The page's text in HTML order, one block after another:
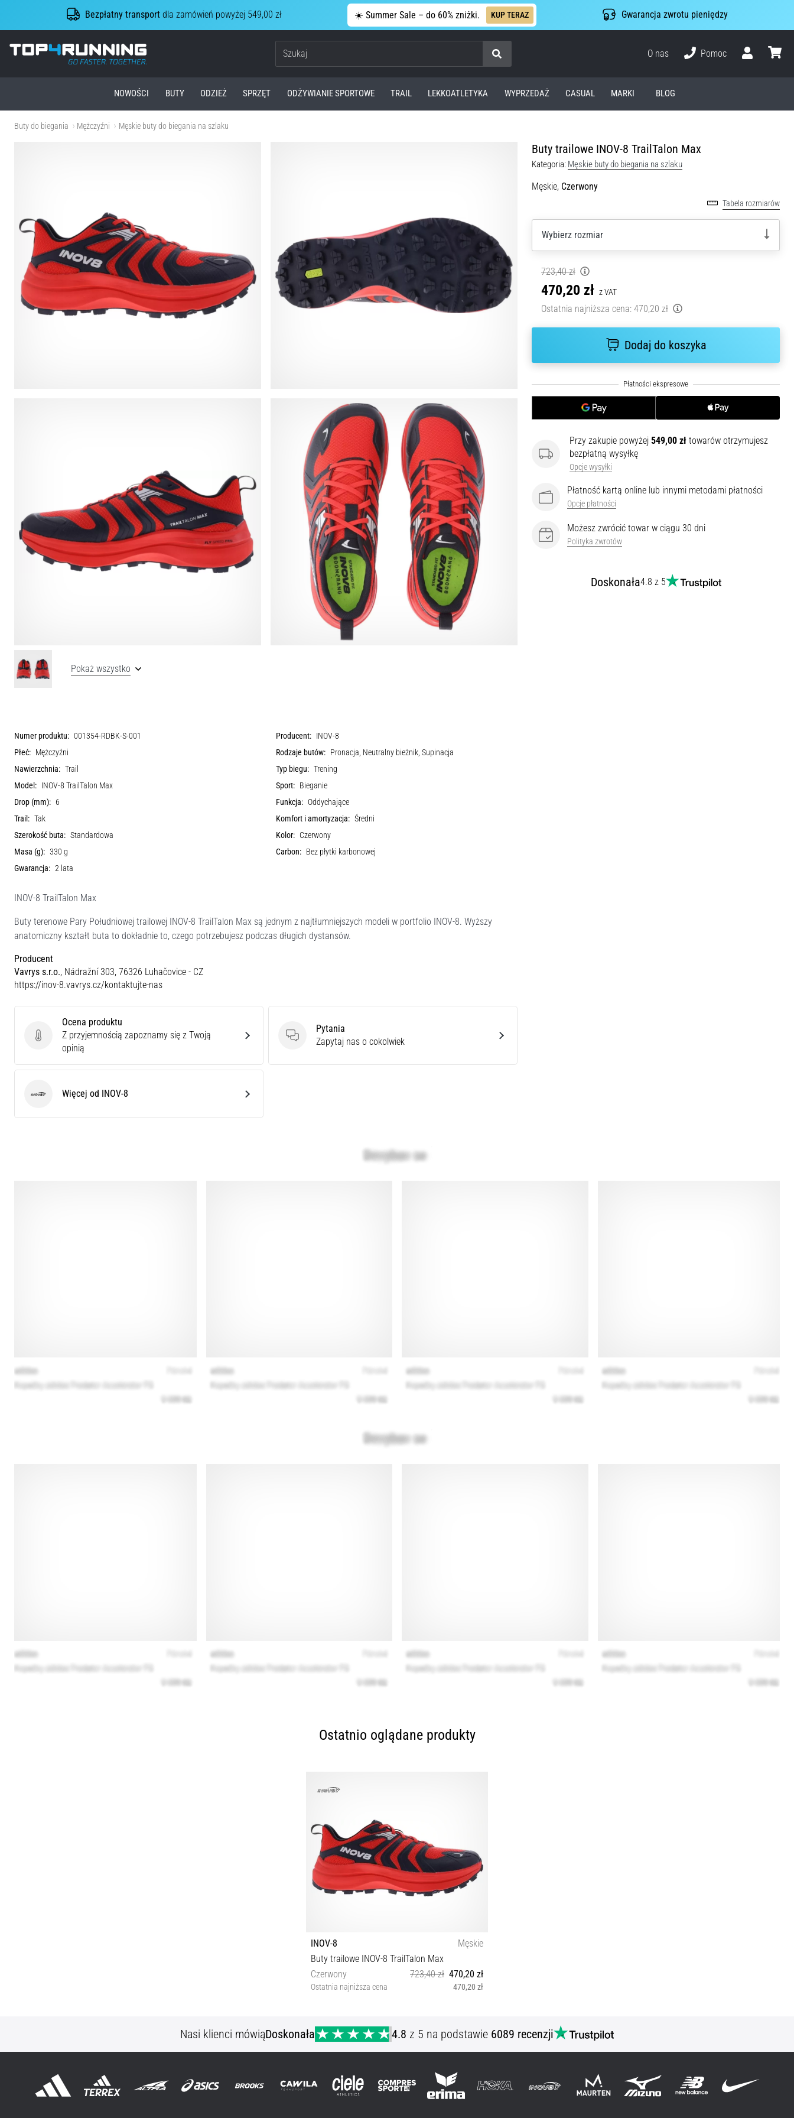
Bezpłatny transportdla zamówień powyżej 549,00 zł ☀️ Summer Sale – do 60% zniżki. KUP TERAZ Gwarancja zwrotu pieniędzy
Top4Running.pl
Szukaj
O nas
Pomoc
NOWOŚCI BUTY ODZIEŻ SPRZĘT ODŻYWIANIE SPORTOWE TRAIL LEKKOATLETYKA WYPRZEDAŻ CASUAL MARKI BLOG
Buty do biegania Mężczyźni Męskie buty do biegania na szlaku
Buty trailowe INOV-8 TrailTalon Max
Kategoria: Męskie buty do biegania na szlaku
Męskie, Czerwony
Tabela rozmiarów
Wybierz rozmiar
723,40 zł
470,20 zł z VAT
Ostatnia najniższa cena: 470,20 zł
Dodaj do koszyka
Przy zakupie powyżej 549,00 zł towarów otrzymujesz
bezpłatną wysyłkę
Opcje wysyłki
Płatność kartą online lub innymi metodami płatności
Opcje płatności
Możesz zwrócić towar w ciągu 30 dni
Polityka zwrotów
Doskonała4.8 z 5
Pokaż wszystko
Numer produktu: 001354-RDBK-S-001 Producent: INOV-8
Płeć: Mężczyźni Rodzaje butów: Pronacja, Neutralny bieżnik, Supinacja
Nawierzchnia: Trail Typ biegu: Trening
Model: INOV-8 TrailTalon Max Sport: Bieganie
Drop (mm): 6 Funkcja: Oddychające
Trail: Tak Komfort i amortyzacja: Średni
Szerokość buta: Standardowa Kolor: Czerwony
Masa (g): 330 g Carbon: Bez płytki karbonowej
Gwarancja: 2 lata
INOV-8 TrailTalon Max
Buty terenowe Pary Południowej trailowej INOV-8 TrailTalon Max są jednym z najtłumniejszych modeli w portfolio INOV-8. Wyższy
anatomiczny kształt buta to dokładnie to, czego potrzebujesz podczas długich dystansów.
Producent
Vavrys s.r.o., Nádražní 303, 76326 Luhačovice - CZ
https://inov-8.vavrys.cz/kontaktujte-nas
Ocena produktu
Ocena produktu
Z przyjemnością zapoznamy się z Twoją
opinią
Pytania
Pytania
Zapytaj nas o cokolwiek
INOV-8Więcej od INOV-8
Ostatnio oglądane produkty
INOV-8
Męskie
Buty trailowe INOV-8 TrailTalon Max
Czerwony
723,40 zł 470,20 zł
Ostatnia najniższa cena 470,20 zł
Nasi klienci mówiąDoskonała 4.8 z 5 na podstawie 6089 recenzji